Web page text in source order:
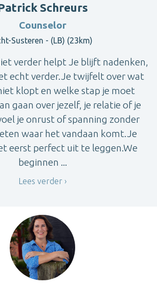
Schreurs
Counselor
Susteren - (LB) (23km)
verder helpt Je blijft nadenken,
echt verder.Je twijfelt over wat
klopt en welke stap je moet
gaan over jezelf, je relatie of je
je onrust of spanning zonder
waar het vandaan komt.Je
eerst perfect uit te leggen.We
beginnen ...
Lees verder